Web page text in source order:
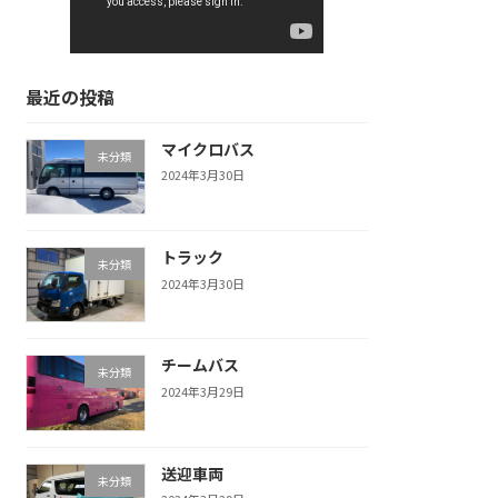
最近の投稿
未分類 マイクロバス
2024年3月30日
未分類 トラック
2024年3月30日
未分類 チームバス
2024年3月29日
未分類 送迎車両